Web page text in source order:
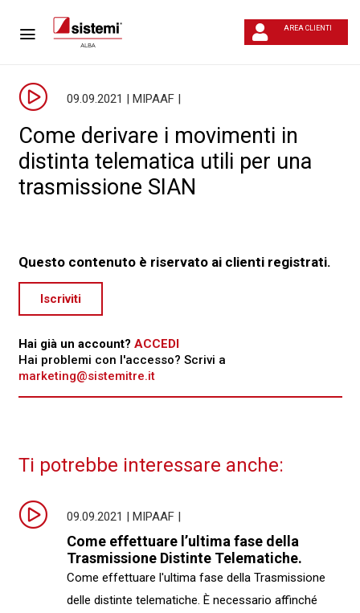
AREA CLIENTI
09.09.2021 | MIPAAF |
Come derivare i movimenti in
distinta telematica utili per una
trasmissione SIAN
Questo contenuto è riservato ai clienti registrati.
Iscriviti
Hai già un account? ACCEDI
Hai problemi con l'accesso? Scrivi a
marketing@sistemitre.it
Ti potrebbe interessare anche:
09.09.2021 | MIPAAF |
Come effettuare l’ultima fase della
Trasmissione Distinte Telematiche.
Come effettuare l'ultima fase della Trasmissione
delle distinte telematiche. È necessario affinché